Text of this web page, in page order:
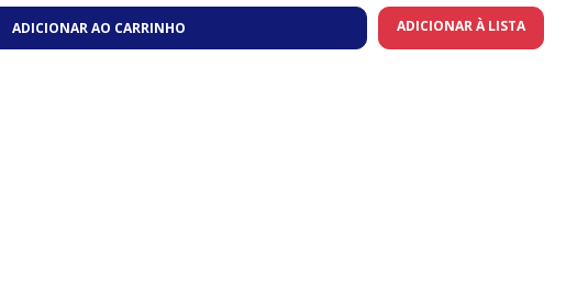
ADICIONAR AO CARRINHO ADICIONAR À LISTA